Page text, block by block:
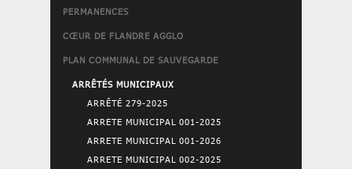
PERMANENCES
CŒUR DE FLANDRE AGGLO
PLAN COMMUNAL DE SAUVEGARDE
ARRÊTÉS MUNICIPAUX
ARRÊTÉ 279-2025
ARRETE MUNICIPAL 001-2025
ARRETE MUNICIPAL 001-2026
ARRETE MUNICIPAL 002-2025